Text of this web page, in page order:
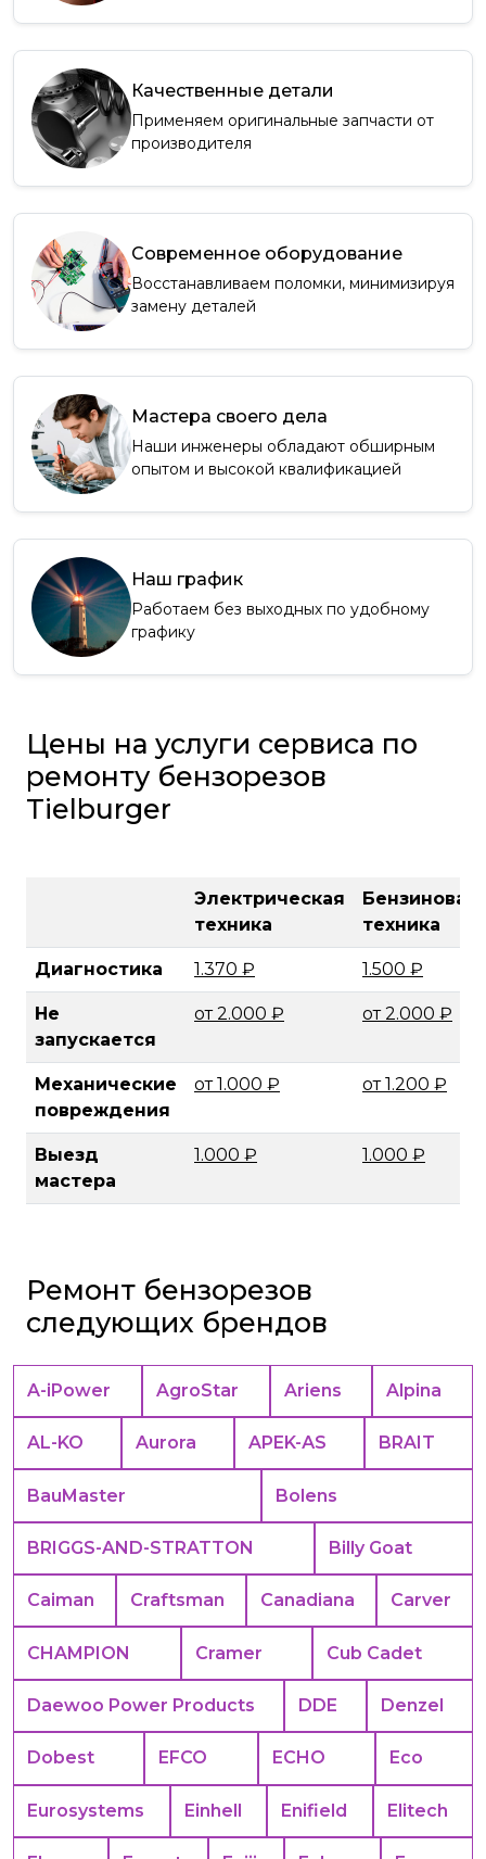
Качественные детали
Применяем оригинальные запчасти от
производителя
Современное оборудование
Восстанавливаем поломки, минимизируя
замену деталей
Мастера своего дела
Наши инженеры обладают обширным
опытом и высокой квалификацией
Наш график
Работаем без выходных по удобному
графику
Цены на услуги сервиса по
ремонту бензорезов
Tielburger
Электрическая
техника
Бензиновая
техника
Диагностика 1.370 ₽ 1.500 ₽
Не
запускается
от 2.000 ₽ от 2.000 ₽
Механические
повреждения
от 1.000 ₽ от 1.200 ₽
Выезд
мастера
1.000 ₽ 1.000 ₽
Ремонт бензорезов
следующих брендов
A-iPower AgroStar Ariens Alpina
AL-KO Aurora APEK-АS BRAIT
BauMaster Bolens
BRIGGS-AND-STRATTON Billy Goat
Caiman Craftsman Canadiana Carver
CHAMPION Cramer Cub Cadet
Daewoo Power Products DDE Denzel
Dobest EFCO ECHO Eco
Eurosystems Einhell Enifield Elitech